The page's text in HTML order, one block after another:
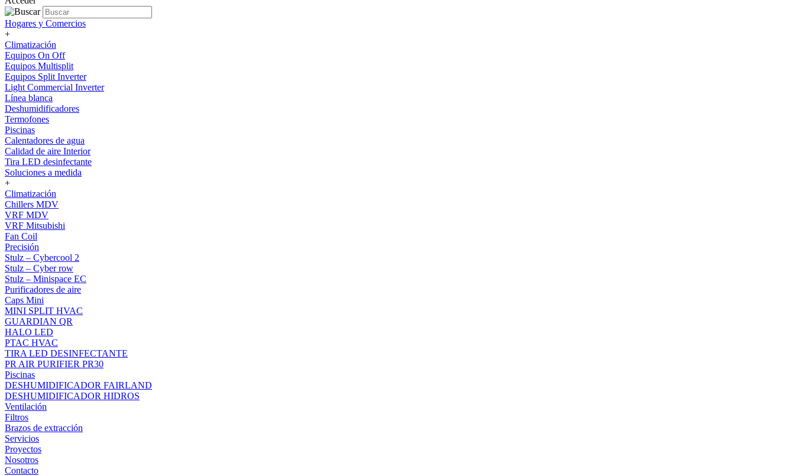
Hogares y Comercios
+
Climatización
Equipos On Off
Equipos Multisplit
Equipos Split Inverter
Light Commercial Inverter
Línea blanca
Deshumidificadores
Termofones
Piscinas
Calentadores de agua
Calidad de aire Interior
Tira LED desinfectante
Soluciones a medida
+
Climatización
Chillers MDV
VRF MDV
VRF Mitsubishi
Fan Coil
Precisión
Stulz – Cybercool 2
Stulz – Cyber row
Stulz – Minispace EC
Purificadores de aire
Caps Mini
MINI SPLIT HVAC
GUARDIAN QR
HALO LED
PTAC HVAC
TIRA LED DESINFECTANTE
PR AIR PURIFIER PR30
Piscinas
DESHUMIDIFICADOR FAIRLAND
DESHUMIDIFICADOR HIDROS
Ventilación
Filtros
Brazos de extracción
Servicios
Proyectos
Nosotros
Contacto